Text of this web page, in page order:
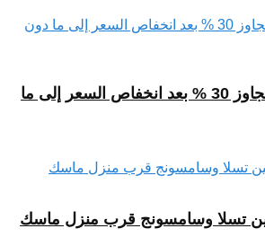
خسائر «البتكوين» تتجاوز 30 % بعد انخفاص السعر إلى ما
تسلا وسامسونج قرب منزل ماسك